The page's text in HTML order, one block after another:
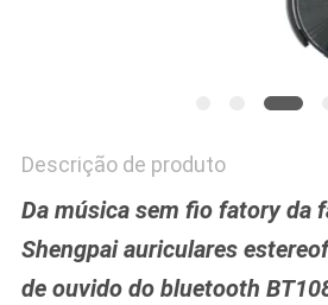
Descrição de produto
Da música sem fio fatory da
Shengpai auriculares
de ouvido do bluetooth